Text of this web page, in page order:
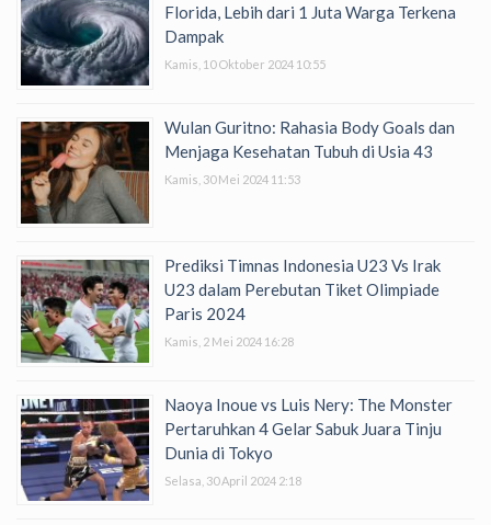
Florida, Lebih dari 1 Juta Warga Terkena
Dampak
Kamis, 10 Oktober 2024 10:55
Wulan Guritno: Rahasia Body Goals dan
Menjaga Kesehatan Tubuh di Usia 43
Kamis, 30 Mei 2024 11:53
Prediksi Timnas Indonesia U23 Vs Irak
U23 dalam Perebutan Tiket Olimpiade
Paris 2024
Kamis, 2 Mei 2024 16:28
Naoya Inoue vs Luis Nery: The Monster
Pertaruhkan 4 Gelar Sabuk Juara Tinju
Dunia di Tokyo
Selasa, 30 April 2024 2:18